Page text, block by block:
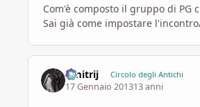
Com'è composto il gruppo di PG
Sai già come impostare
Dmitrij Circolo degli Antichi
17 Gennaio 201313 anni